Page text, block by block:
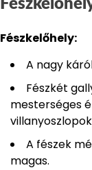
Fészkelőhely:
A nagy
Fészkét
mesterséges
A fészek
magas.